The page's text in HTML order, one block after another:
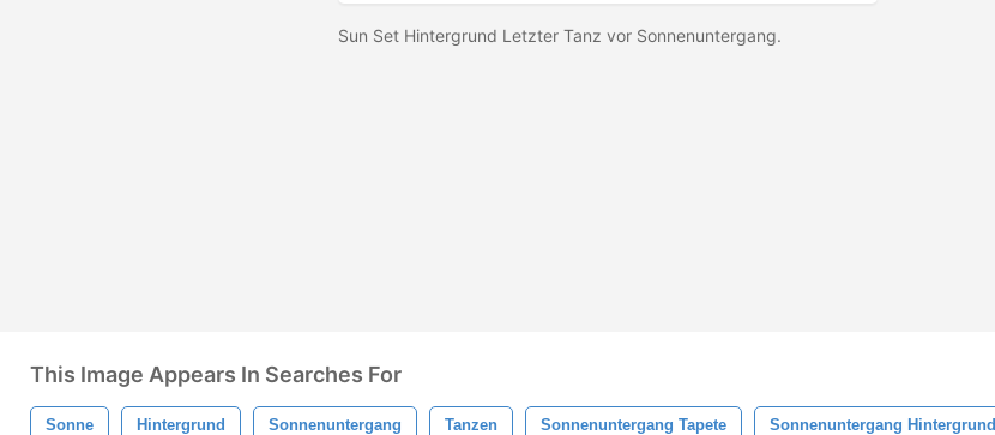
Sun Set Hintergrund Letzter Tanz vor Sonnenuntergang.
This Image Appears In Searches For
Sonne Hintergrund Sonnenuntergang Tanzen Sonnenuntergang Tapete Sonnenuntergang Hintergrund